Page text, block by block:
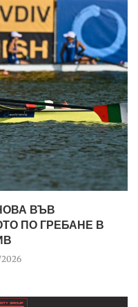
ВЪВ
ПО ГРЕБАНЕ В